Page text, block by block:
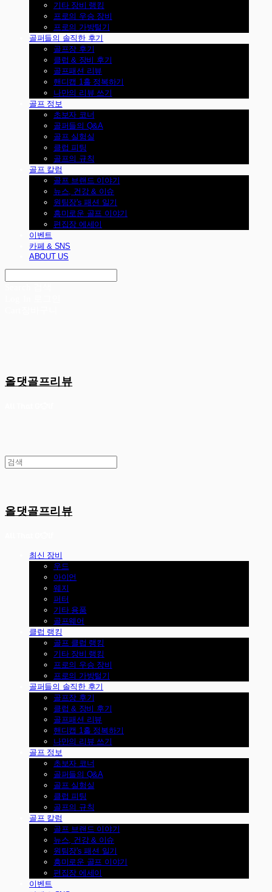
기타 장비 랭킹
프로의 우승 장비
프로의 가방털기
골퍼들의 솔직한 후기
골프장 후기
클럽 & 장비 후기
골프패션 리뷰
핸디캡 1홀 정복하기
나만의 리뷰 쓰기
골프 정보
초보자 코너
골퍼들의 Q&A
골프 실험실
클럽 피팅
골프의 규칙
골프 칼럼
골프 브랜드 이야기
뉴스, 건강 & 이슈
원팀장's 패션 일기
흥미로운 골프 이야기
편집장 에세이
이벤트
카페 & SNS
ABOUT US
올댓골프리뷰
올댓골프리뷰
최신 장비
우드
아이언
웨지
퍼터
기타 용품
골프웨어
클럽 랭킹
골프 클럽 랭킹
기타 장비 랭킹
프로의 우승 장비
프로의 가방털기
골퍼들의 솔직한 후기
골프장 후기
클럽 & 장비 후기
골프패션 리뷰
핸디캡 1홀 정복하기
나만의 리뷰 쓰기
골프 정보
초보자 코너
골퍼들의 Q&A
골프 실험실
클럽 피팅
골프의 규칙
골프 칼럼
골프 브랜드 이야기
뉴스, 건강 & 이슈
원팀장's 패션 일기
흥미로운 골프 이야기
편집장 에세이
이벤트